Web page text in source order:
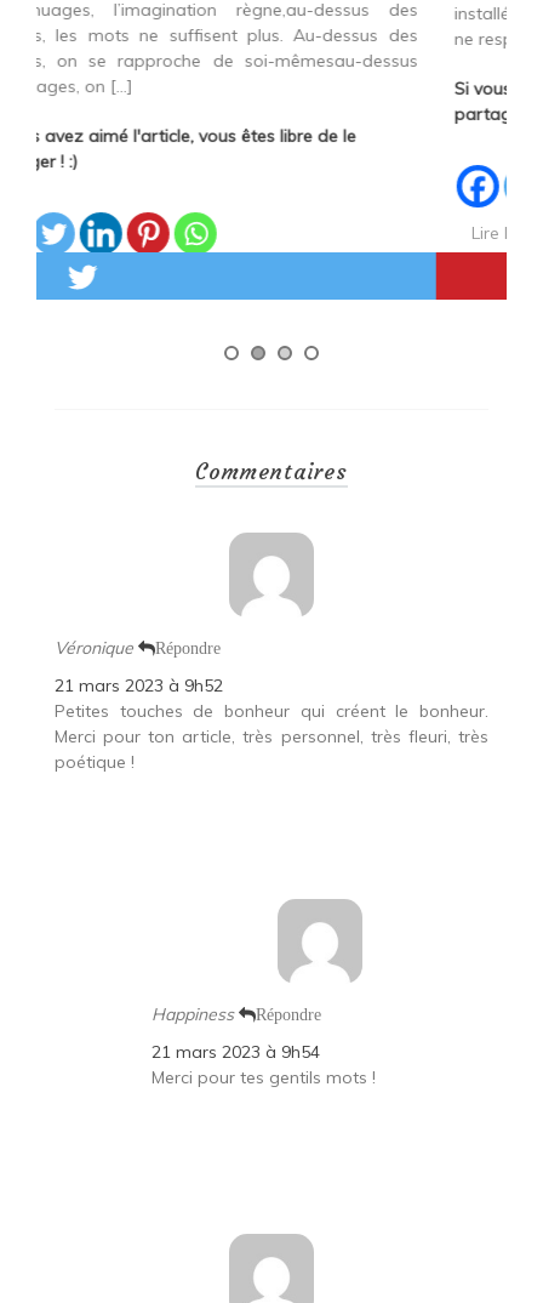
installé que je ne pouvais pas terminer mon défi si je
ne respectais pas […]
Si vous avez aimé l'article, vous êtes libre de le
Lire la suite
Commentaires
Véronique Répondre
21 mars 2023 à 9h52
Petites touches de bonheur qui créent le bonheur.
Merci pour ton article, très personnel, très fleuri, très
poétique !
Happiness Répondre
21 mars 2023 à 9h54
Merci pour tes gentils mots !